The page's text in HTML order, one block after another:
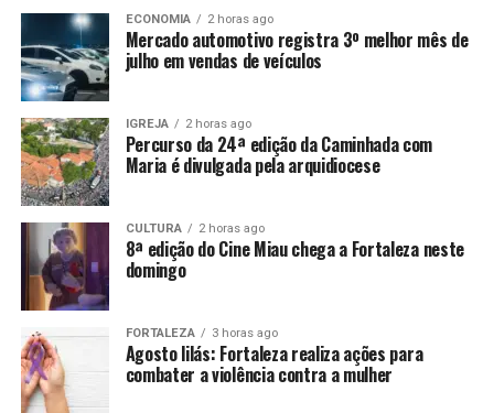
ECONOMIA 2 horas ago
Mercado automotivo registra 3º melhor mês de
julho em vendas de veículos
IGREJA 2 horas ago
Percurso da 24ª edição da Caminhada com
Maria é divulgada pela arquidiocese
CULTURA 2 horas ago
8ª edição do Cine Miau chega a Fortaleza neste
domingo
FORTALEZA 3 horas ago
Agosto lilás: Fortaleza realiza ações para
combater a violência contra a mulher